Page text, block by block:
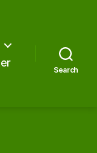
Search